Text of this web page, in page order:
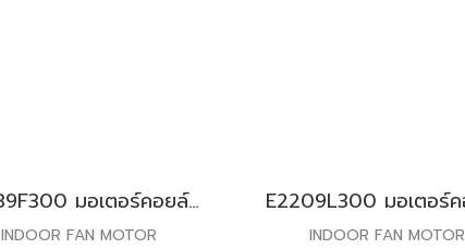
E2289F300 มอเตอร์คอยล์เย็น สำหรับแอร์มิตซู รุ่น MSY-GT50,60
INDOOR FAN MOTOR INDOOR FAN MOTOR